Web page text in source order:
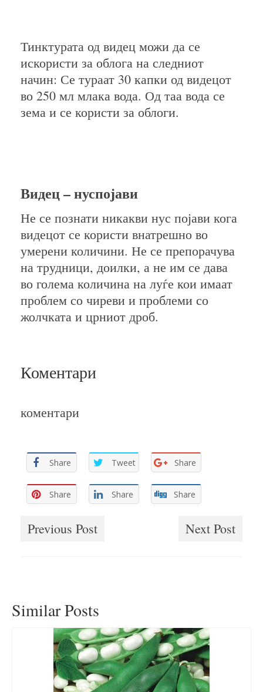
Тинктурата од видец можи да се
искористи за облога на следниот
начин: Се тураат 30 капки од видецот
во 250 мл млака вода. Од таа вода се
зема и се користи за облоги.
Видец – нуспојави
Не се познати никакви нус појави кога
видецот се користи внатрешно во
умерени количини. Не се препорачува
на трудници, доилки, а не им се дава
во голема количина на луѓе кои имаат
проблем со чиреви и проблеми со
жолчката и црниот дроб.
Коментари
коментари
Share Tweet Share
Share Share Share
Previous Post Next Post
Similar Posts